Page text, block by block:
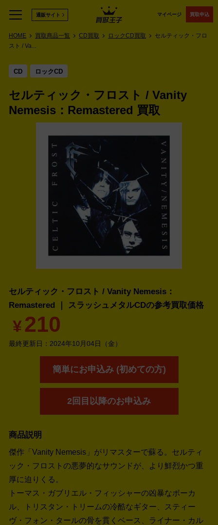
マイページ 買取申込
通販サイト
HOME 買取商品一覧 CD買取 ロックCD買取
セルティック・フロ
スト / Va...
CD ロックCD
セルティック・フロスト / Vanity
Nemesis：Remastered 買取
セルティック・フロスト / Vanity Nemesis：
Remastered ｜ スラッシュメタルCDの参考買取価格
¥210
最終更新日： 2024年10月04日（金）
簡単にお申込み (初めての方)
2回目以降のお申込み
商品説明
傑作「Vanity Nemesis」がリマスターで蘇る。セルティ
ック・フロストの悪夢的なサウンドが、より鮮烈かつ重
厚に迫りくる。
トーマス・ガブリエル・フィッシャーの凶暴なボーカ
ル、トリスタン・トリームの冷酷なギター、スティー
ヴ・フォン・タールの骨を貫くベース、ライナー・カル